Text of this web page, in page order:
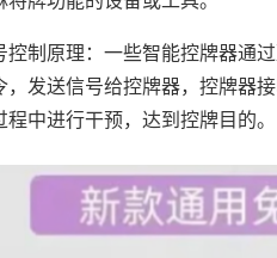
控制原理：一些智能控牌器通
，发送信号给控牌器，控牌器
中进行干预，达到控牌目的。